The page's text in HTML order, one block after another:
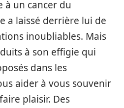
à un cancer du
a laissé derrière lui de
inoubliables. Mais
à son effigie qui
dans les
aider à vous souvenir
plaisir. Des